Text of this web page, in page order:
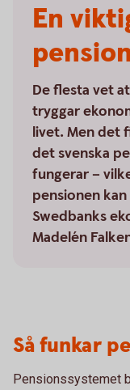
En
De flesta vet
tryggar
livet. Men det
det svenska
fungerar –
pensionen
Swedbanks
Madelén
Så funkar
Pensionssystemet